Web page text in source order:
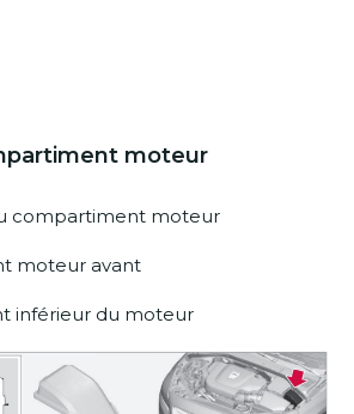
moteur
compartiment moteur
moteur avant
inférieur du moteur